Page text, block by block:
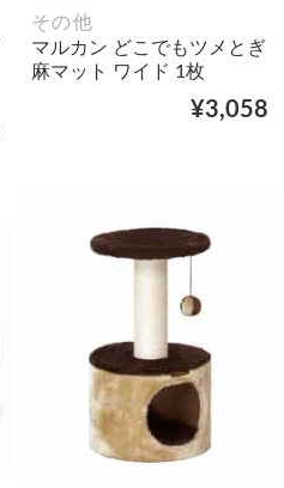
その他
マルカン どこでもツメとぎ
麻マット ワイド 1枚
¥3,058